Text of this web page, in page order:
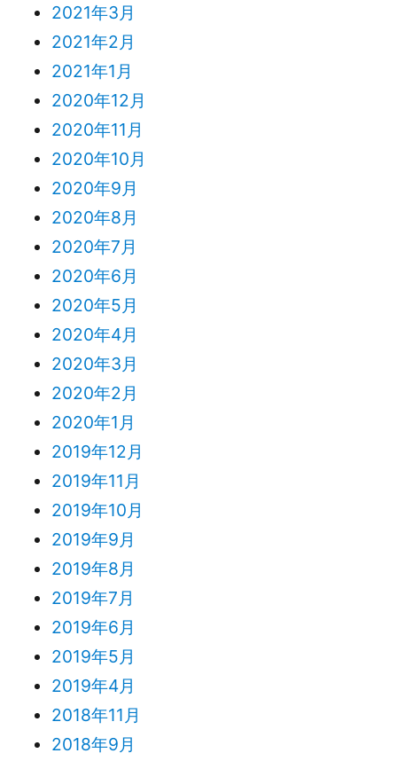
2021年3月
2021年2月
2021年1月
2020年12月
2020年11月
2020年10月
2020年9月
2020年8月
2020年7月
2020年6月
2020年5月
2020年4月
2020年3月
2020年2月
2020年1月
2019年12月
2019年11月
2019年10月
2019年9月
2019年8月
2019年7月
2019年6月
2019年5月
2019年4月
2018年11月
2018年9月